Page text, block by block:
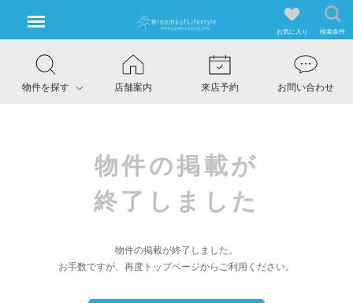
お気に入り 検索条件
物件を探す 店舗案内 来店予約 お問い合わせ
物件の掲載が
終了しました
物件の掲載が終了しました。
お手数ですが、再度トップページからご利用ください。